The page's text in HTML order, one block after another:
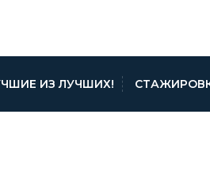
ИЗ ЛУЧШИХ!